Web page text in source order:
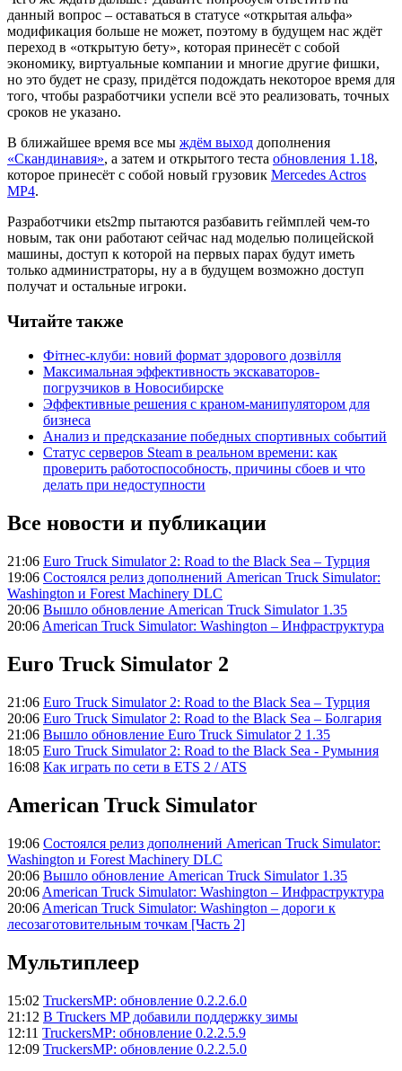
данный вопрос – оставаться в статусе «открытая альфа»
модификация больше не может, поэтому в будущем нас ждёт
переход в «открытую бету», которая принесёт с собой
экономику, виртуальные компании и многие другие фишки,
но это будет не сразу, придётся подождать некоторое время для
того, чтобы разработчики успели всё это реализовать, точных
сроков не указано.
В ближайшее время все мы ждём выход дополнения
«Скандинавия», а затем и открытого теста обновления 1.18,
которое принесёт с собой новый грузовик Mercedes Actros
MP4.
Разработчики ets2mp пытаются разбавить геймплей чем-то
новым, так они работают сейчас над моделью полицейской
машины, доступ к которой на первых парах будут иметь
только администраторы, ну а в будущем возможно доступ
получат и остальные игроки.
Читайте также
Фітнес-клуби: новий формат здорового дозвілля
Максимальная эффективность экскаваторов-
погрузчиков в Новосибирске
Эффективные решения с краном-манипулятором для
бизнеса
Анализ и предсказание победных спортивных событий
Статус серверов Steam в реальном времени: как
проверить работоспособность, причины сбоев и что
делать при недоступности
Все новости и публикации
21:06 Euro Truck Simulator 2: Road to the Black Sea – Турция
19:06 Состоялся релиз дополнений American Truck Simulator:
Washington и Forest Machinery DLC
20:06 Вышло обновление American Truck Simulator 1.35
20:06 American Truck Simulator: Washington – Инфраструктура
Euro Truck Simulator 2
21:06 Euro Truck Simulator 2: Road to the Black Sea – Турция
20:06 Euro Truck Simulator 2: Road to the Black Sea – Болгария
21:06 Вышло обновление Euro Truck Simulator 2 1.35
18:05 Euro Truck Simulator 2: Road to the Black Sea - Румыния
16:08 Как играть по сети в ETS 2 / ATS
American Truck Simulator
19:06 Состоялся релиз дополнений American Truck Simulator:
Washington и Forest Machinery DLC
20:06 Вышло обновление American Truck Simulator 1.35
20:06 American Truck Simulator: Washington – Инфраструктура
20:06 American Truck Simulator: Washington – дороги к
лесозаготовительным точкам [Часть 2]
Мультиплеер
15:02 TruckersMP: обновление 0.2.2.6.0
21:12 В Truckers MP добавили поддержку зимы
12:11 TruckersMP: обновление 0.2.2.5.9
12:09 TruckersMP: обновление 0.2.2.5.0